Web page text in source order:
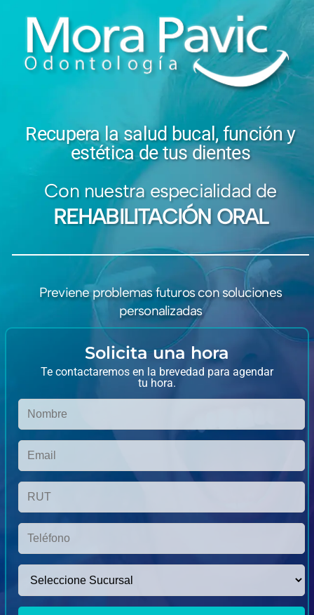
Recupera la salud bucal, función y
estética de tus dientes
Con nuestra especialidad de
REHABILITACIÓN ORAL
Previene problemas futuros con soluciones
personalizadas
Solicita una hora​
Te contactaremos en la brevedad para agendar
tu hora.